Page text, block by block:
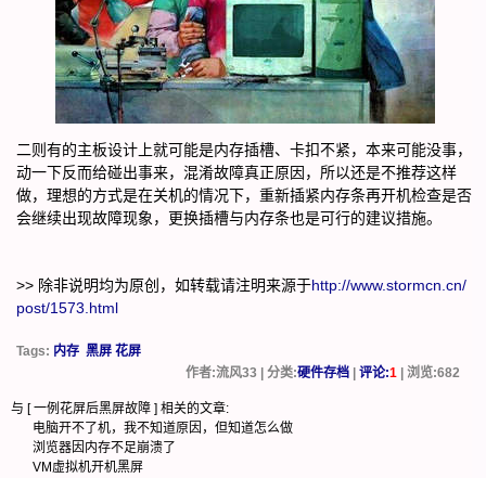
二则有的主板设计上就可能是内存插槽、卡扣不紧，本来可能没事，
动一下反而给碰出事来，混淆故障真正原因，所以还是不推荐这样
做，理想的方式是在关机的情况下，重新插紧内存条再开机检查是否
会继续出现故障现象，更换插槽与内存条也是可行的建议措施。
>> 除非说明均为原创，如转载请注明来源于http://www.stormcn.cn/
post/1573.html
Tags: 内存 黑屏 花屏
作者:流风33 | 分类:硬件存档 |评论:1 | 浏览:682
与 [一例花屏后黑屏故障 ] 相关的文章:
电脑开不了机，我不知道原因，但知道怎么做
浏览器因内存不足崩溃了
VM虚拟机开机黑屏